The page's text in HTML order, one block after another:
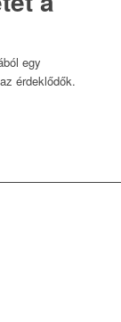
egy
érdeklődők.